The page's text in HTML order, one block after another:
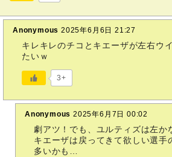
Anonymous 2025年6月6日 21:27
キレキレのチコとキエーザが左右ウ
たいｗ
3+
Anonymous 2025年6月7日 00:02
劇アツ！でも、ユルティズは左か
キエーザは戻ってきて欲しい選
多いかも…